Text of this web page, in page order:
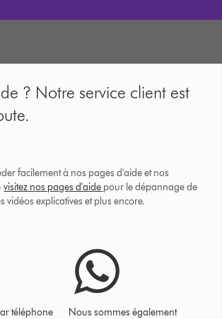
? Notre service client est
facilement à nos pages d'aide et nos
visitez nos pages d'aide pour le dépannage de
vidéos explicatives et plus encore.
téléphone
Nous sommes également